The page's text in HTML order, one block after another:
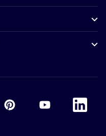
Accor Youtube
Accor